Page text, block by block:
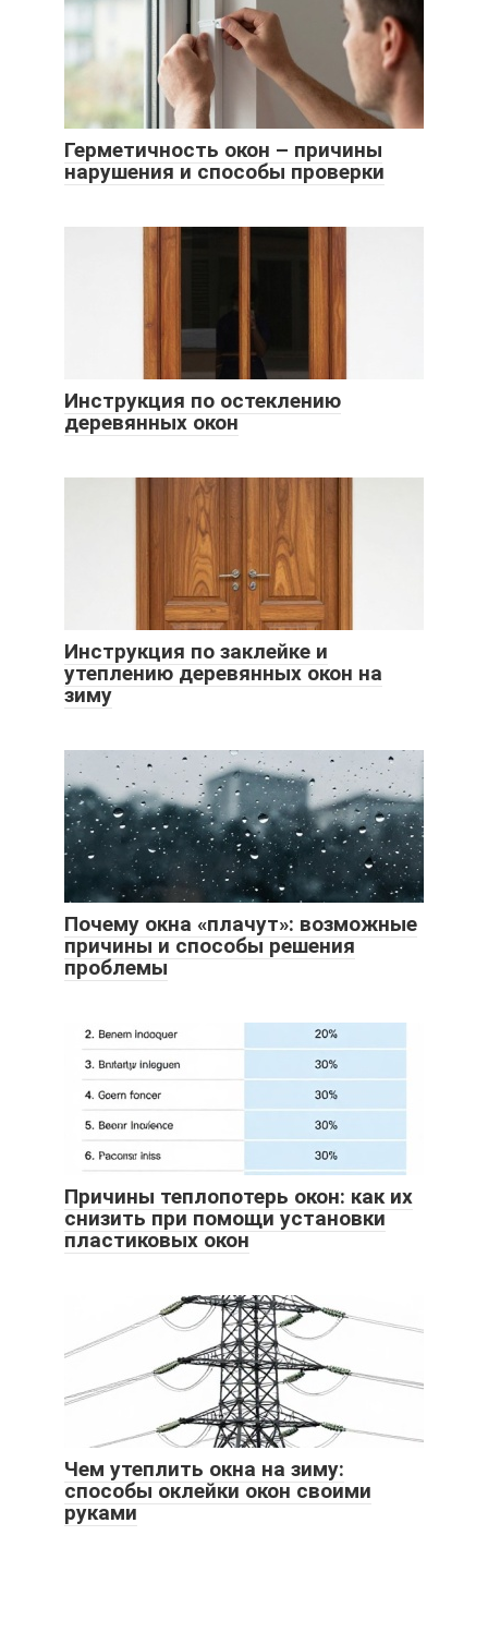
Герметичность окон – причины
нарушения и способы проверки
Инструкция по остеклению
деревянных окон
Инструкция по заклейке и
утеплению деревянных окон на
зиму
Почему окна «плачут»: возможные
причины и способы решения
проблемы
Причины теплопотерь окон: как их
снизить при помощи установки
пластиковых окон
Чем утеплить окна на зиму:
способы оклейки окон своими
руками